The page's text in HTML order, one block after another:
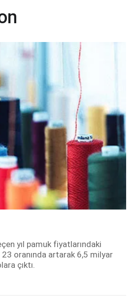
yıl pamuk fiyatlarındaki
oranında artarak 6,5 milyar
çıktı.